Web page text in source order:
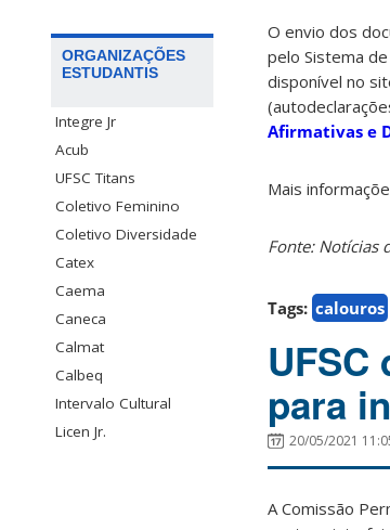
ORGANIZAÇÕES
ESTUDANTIS
Integre Jr
Acub
UFSC Titans
Coletivo Feminino
Coletivo Diversidade
Catex
Caema
Caneca
Calmat
Calbeq
Intervalo Cultural
Licen Jr.
O envio dos
pelo Sistema
disponível no
Afirmativas e
Mais
Fonte: Notícias
Tags: calouros
para
20/05/2021
A Comissão